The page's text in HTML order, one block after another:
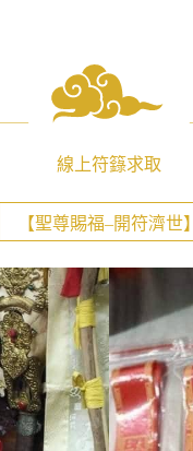
線上符籙求取
【聖尊賜福–開符濟世】